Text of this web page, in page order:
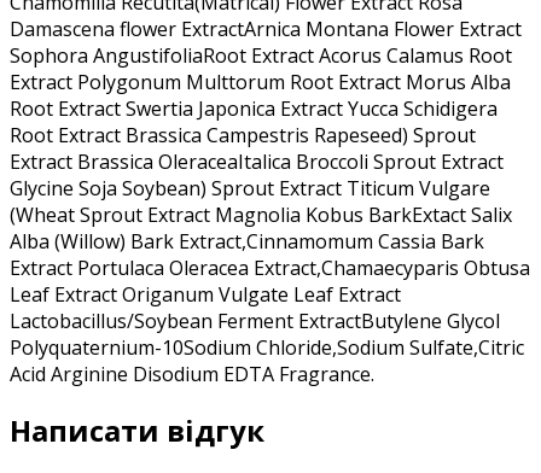
Damascena flower ExtractArnica Montana Flower Extract
Sophora AngustifoliaRoot Extract Acorus Calamus Root
Extract Polygonum Multtorum Root Extract Morus Alba
Root Extract Swertia Japonica Extract Yucca Schidigera
Root Extract Brassica Campestris Rapeseed) Sprout
Extract Brassica OleraceaItalica Broccoli Sprout Extract
Glycine Soja Soybean) Sprout Extract Titicum Vulgare
(Wheat Sprout Extract Magnolia Kobus BarkExtact Salix
Alba (Willow) Bark Extract,Cinnamomum Cassia Bark
Extract Portulaca Oleracea Extract,Chamaecyparis Obtusa
Leaf Extract Origanum Vulgate Leaf Extract
Lactobacillus/Soybean Ferment ExtractButylene Glycol
Polyquaternium-10Sodium Chloride,Sodium Sulfate,Citric
Acid Arginine Disodium EDTA Fragrance.
Написати відгук